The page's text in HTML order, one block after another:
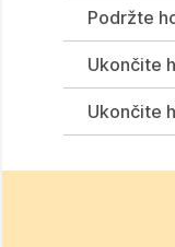
Podržte
Ukončite
Ukončite